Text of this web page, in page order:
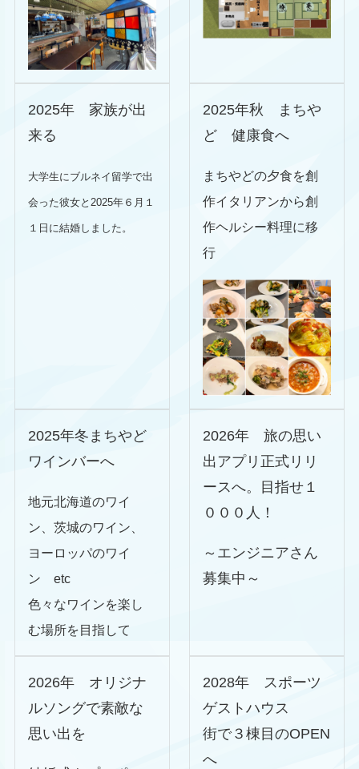
2025年 家族が出
来る
大学生にブルネイ留学で出
会った彼女と2025年６月１
１日に結婚しました。
2025年秋 まちや
ど 健康食へ
まちやどの夕食を創
作イタリアンから創
作ヘルシー料理に移
行
2025年冬まちやど
ワインバーへ
地元北海道のワイ
ン、茨城のワイン、
ヨーロッパのワイ
ン etc
色々なワインを楽し
む場所を目指して
2026年 旅の思い
出アプリ正式リリ
ースへ。目指せ１
０００人！
～エンジニアさん
募集中～
2026年 オリジナ
ルソングで素敵な
思い出を
2028年 スポーツ
ゲストハウス
街で３棟目のOPEN
へ